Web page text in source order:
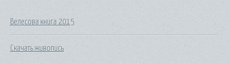
Велесова книга 2015
Скачать живопись